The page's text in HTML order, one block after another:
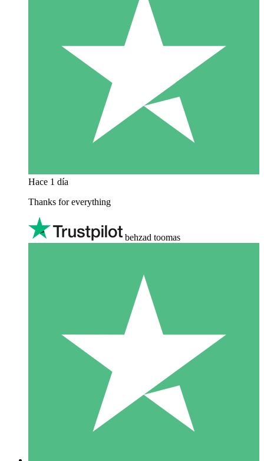
Hace 1 día
Thanks for everything
behzad toomas